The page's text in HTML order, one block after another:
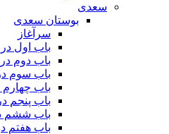
سعدی
بوستان سعدی
سرآغاز
باب اول
باب دوم
باب سوم
باب چهارم
باب پنجم
باب ششم
باب هفتم